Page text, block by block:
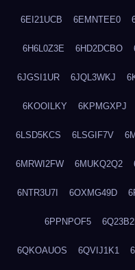
6EI21UCB 6EMNTEE0
6H6L0Z3E 6HD2DCBO
6JGSI1UR 6JQL3WKJ
6KOOILKY 6KPMGXPJ
6LSD5KCS 6LSGIF7V
6MRWI2FW 6MUKQ2Q2
6NTR3U7I 6OXMG49D
6PPNPOF5
6QKOAUOS 6QVIJ1K1